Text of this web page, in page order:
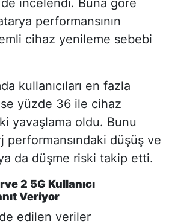
performansının
cihaz yenileme sebebi
kullanıcıları en fazla
yüzde 36 ile cihaz
yavaşlama oldu. Bunu
performansındaki düşüş ve
da düşme riski takip etti.
2 5G Kullanıcı
Veriyor
edilen veriler